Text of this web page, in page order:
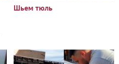
Шьем тюль